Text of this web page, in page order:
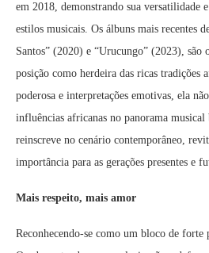
em 2018, demonstrando sua versatilidade
estilos musicais. Os álbuns mais recentes
Santos” (2020) e “Urucungo” (2023), são
posição como herdeira das ricas tradições
poderosa e interpretações emotivas, ela
influências africanas no panorama
reinscreve no cenário contemporâneo,
importância para as gerações presentes e
Mais respeito, mais amor
Reconhecendo-se como um bloco de forte